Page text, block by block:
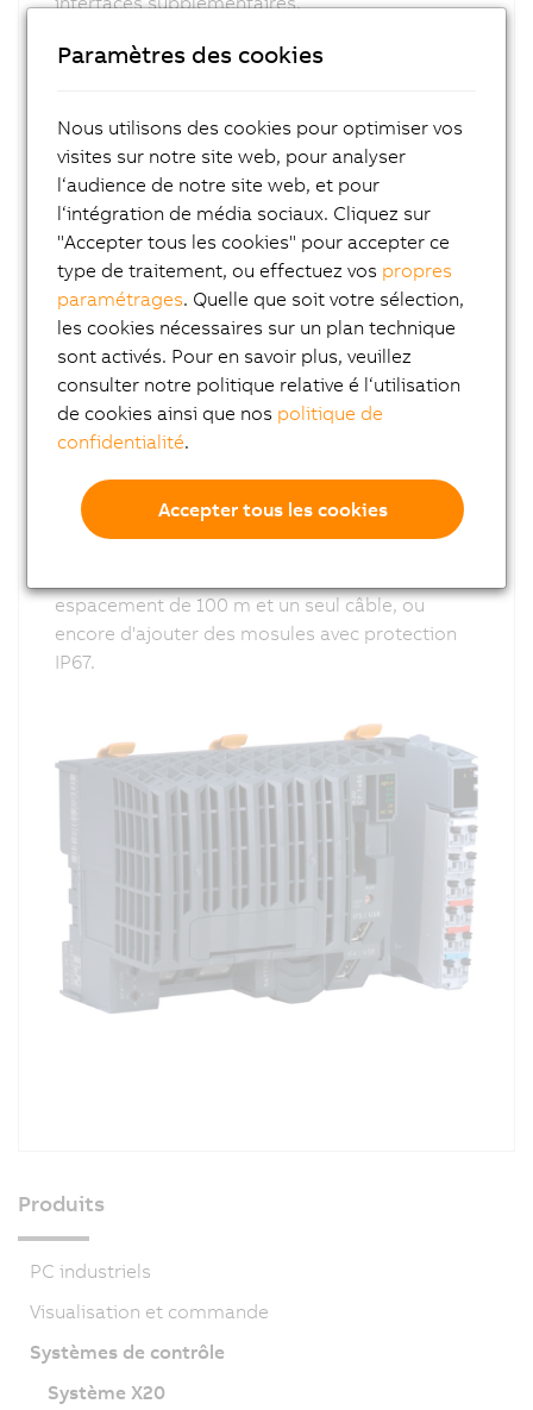
La CPU X20 a été conçu pour un montage sur
connectées directement de cette manière. Ceci
permet de bénéficier de performances
maximales et des avantages du fond de panier
décentralisé.
L'alimentation électrique intégrée à la CPU et
les borniers pour l'alimentation des E/S
fournissent la puissance nécessaire, tant pour le
fond de panier que pour les
capteurs/actionneurs connectés aux E/S, ce qui
permet de s'affranchir de tout composant
directement à une CPU X20, vous bénéficiez de
tous les avantages du fond de panier
espacement de 100 m et un seul câble, ou
encore d'ajouter des mosules avec protection
IP67.
Produits
PC industriels
Visualisation et commande
Systèmes de contrôle
Système X20
Paramètres des cookies
Nous utilisons des cookies pour optimiser vos
visites sur notre site web, pour analyser
l‘audience de notre site web, et pour
l‘intégration de média sociaux. Cliquez sur
"Accepter tous les cookies" pour accepter ce
type de traitement, ou effectuez vos propres
paramétrages. Quelle que soit votre sélection,
les cookies nécessaires sur un plan technique
sont activés. Pour en savoir plus, veuillez
consulter notre politique relative é l‘utilisation
de cookies ainsi que nos politique de
confidentialité.
Accepter tous les cookies